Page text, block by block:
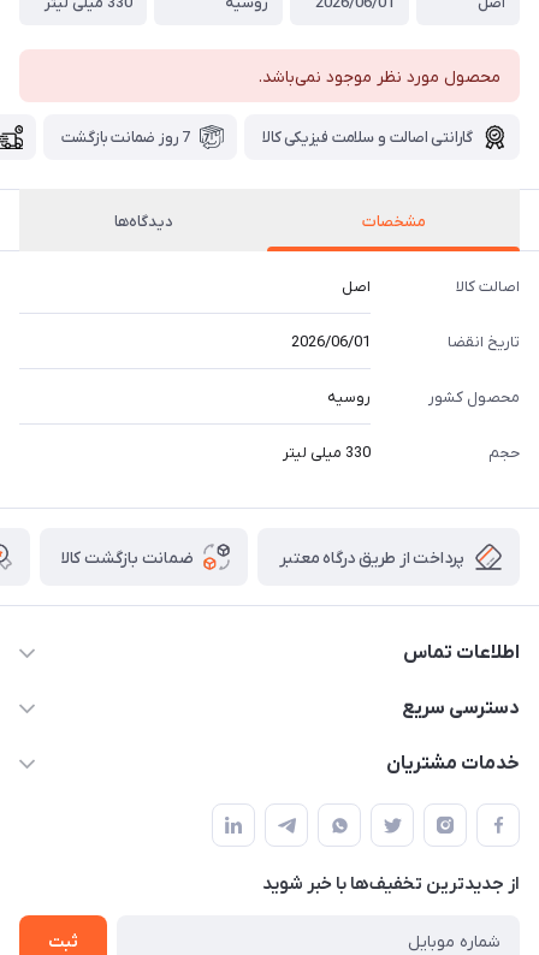
محصول مورد نظر موجود نمی‌باشد.
گارانتی اصالت و سلامت فیزیکی کالا 7 روز ضمانت بازگشت
مشخصات دیدگاه‌ها
اصالت کالا اصل
تاریخ انقضا 2026/06/01
محصول کشور روسیه
حجم 330 میلی لیتر
پرداخت از طریق درگاه معتبر ضمانت بازگشت کالا
اطلاعات تماس
09141934659
تجاری بین المللی داریوش ، طبقه همکف ، فروشگاه کرال شاپینگ
دسترسی سریع
حساب کاربری
لیست محصولات
درباره ما
خدمات مشتریان
پیگیری سفارش
شیوه های پرداخت
رویه مرجوع کالا
شرایط و قوانین
از جدید‌ترین تخفیف‌ها با‌ خبر شوید
ثبت